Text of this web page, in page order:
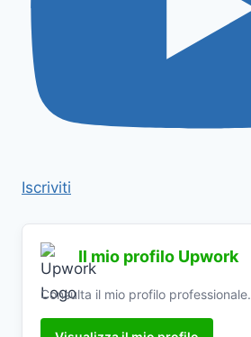
Iscriviti
Il mio profilo Upwork
Consulta il mio profilo professionale.